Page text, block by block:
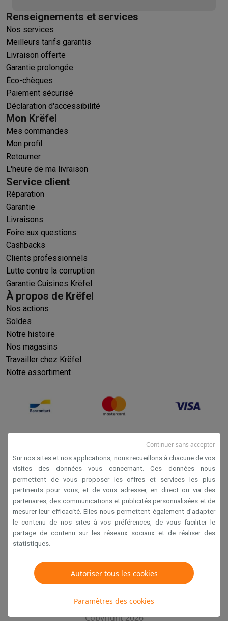
Renseignements et services
Nos services
Meilleurs tarifs garantis
Livraison offerte
Garantie prolongée
Éco-chèques
Paiement sécurisé
Déclaration d'accessibilité
Mon Krëfel
Mes commandes
Mon profil
Retourner
L'heure de ma livraison
Service client
Réparation
Garantie
Livraisons
Foire aux questions
Cashbacks
Clients professionnels
Lutte contre la corruption
Garantie Cuisines Krëfel
À propos de Krëfel
Nos actions
Soldes
Notre histoire
Nos magasins
Travailler chez Krëfel
Notre assortiment
Conditions générales de vente
Privacy
Disclaimer
Cookies
Krëfel NV - Steenstraat 44 - Industriezone 4 "T Sas",
Copyright 2026
Sur nos sites et nos applications, nous recueillons à chacune de vos
visites des données vous concernant. Ces données nous
permettent de vous proposer les offres et services les plus
pertinents pour vous, et de vous adresser, en direct ou via des
partenaires, des communications et publicités personnalisées et de
mesurer leur efficacité. Elles nous permettent également d’adapter
le contenu de nos sites à vos préférences, de vous faciliter le
partage de contenu sur les réseaux sociaux et de réaliser des
statistiques.
Autoriser tous les cookies
Paramètres des cookies
Continuer sans accepter